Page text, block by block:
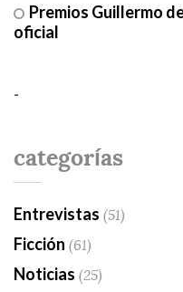
Premios Guillermo
oficial
-
categorías
Entrevistas (51)
Ficción (61)
Noticias (25)